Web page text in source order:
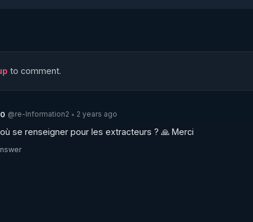
regenere.fr/
to comment.
@re-Information2 • 2 years ago
se renseigner pour les extracteurs ? 🙏 Merci